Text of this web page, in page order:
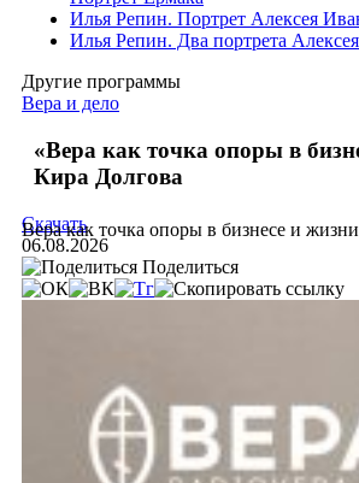
Илья Репин. Портрет Алексея
Илья Репин. Два портрета
Другие программы
Вера и дело
«Вера как точка опоры в
Кира Долгова
Вера как точка опоры в бизнесе и
Скачать
06.08.2026
Поделиться